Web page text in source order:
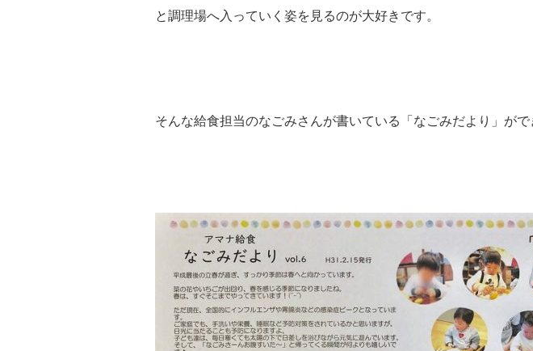
と調理場へ入っていく姿を見るのが大好きです。
そんな給食担当のなごみさんが書いている「なごみだより」がで